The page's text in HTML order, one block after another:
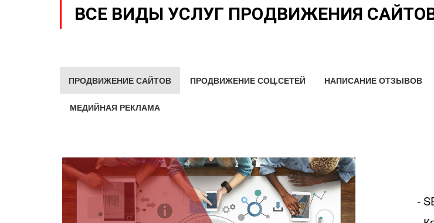
ВСЕ ВИДЫ УСЛУГ ПРОДВИЖЕНИЯ
ПРОДВИЖЕНИЕ САЙТОВ ПРОДВИЖЕНИЕ СОЦ.СЕТЕЙ НАПИСАНИЕ ОТЗЫВОВ
МЕДИЙНАЯ РЕКЛАМА
-